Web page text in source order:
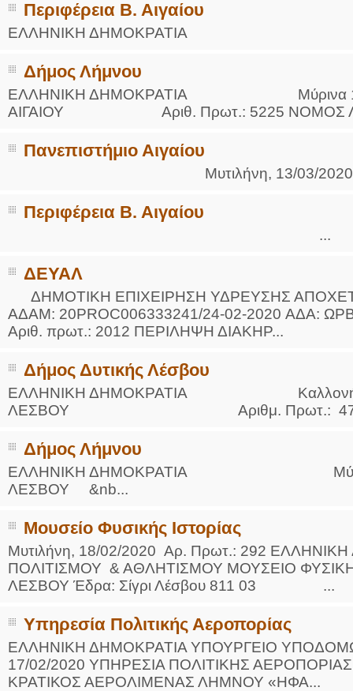
Περιφέρεια Β. Αιγαίου
ΕΛΛΗΝΙΚΗ ΔΗΜΟΚΡΑΤΙΑ
Δήμος Λήμνου
ΕΛΛΗΝΙΚΗ ΔΗΜΟΚΡΑΤΙΑ Μύρινα 18-
ΑΙΓΑΙΟΥ Αριθ. Πρωτ.: 5225 ΝΟΜΟΣ
Πανεπιστήμιο Αιγαίου
Μυτιλήνη, 13/03/
Περιφέρεια Β. Αιγαίου
...
ΔΕΥΑΛ
ΔΗΜΟΤΙΚΗ ΕΠΙΧΕΙΡΗΣΗ ΥΔΡΕΥΣΗΣ
ΑΔΑΜ: 20PROC006333241/24-02-2020 ΑΔΑ:
Αριθ. πρωτ.: 2012 ΠΕΡΙΛΗΨΗ ΔΙΑΚΗΡ...
Δήμος Δυτικής Λέσβου
ΕΛΛΗΝΙΚΗ ΔΗΜΟΚΡΑΤΙΑ Καλλονή 03
ΛΕΣΒΟΥ Αριθμ. Πρωτ.: 47
Δήμος Λήμνου
ΕΛΛΗΝΙΚΗ ΔΗΜΟΚΡΑΤΙΑ Μύρινα,
ΛΕΣΒΟΥ &nb...
Μουσείο Φυσικής Ιστορίας
Μυτιλήνη, 18/02/2020 Αρ. Πρωτ.: 292
ΠΟΛΙΤΙΣΜΟΥ & ΑΘΛΗΤΙΣΜΟΥ ΜΟΥΣΕΙΟ
ΛΕΣΒΟΥ Έδρα: Σίγρι Λέσβου 811 03 ...
Υπηρεσία Πολιτικής Αεροπορίας
ΕΛΛΗΝΙΚΗ ΔΗΜΟΚΡΑΤΙΑ ΥΠΟΥΡΓΕΙΟ
17/02/2020 ΥΠΗΡΕΣΙΑ ΠΟΛΙΤΙΚΗΣ
ΚΡΑΤΙΚΟΣ ΑΕΡΟΛΙΜΕΝΑΣ ΛΗΜΝΟΥ «ΗΦΑ...